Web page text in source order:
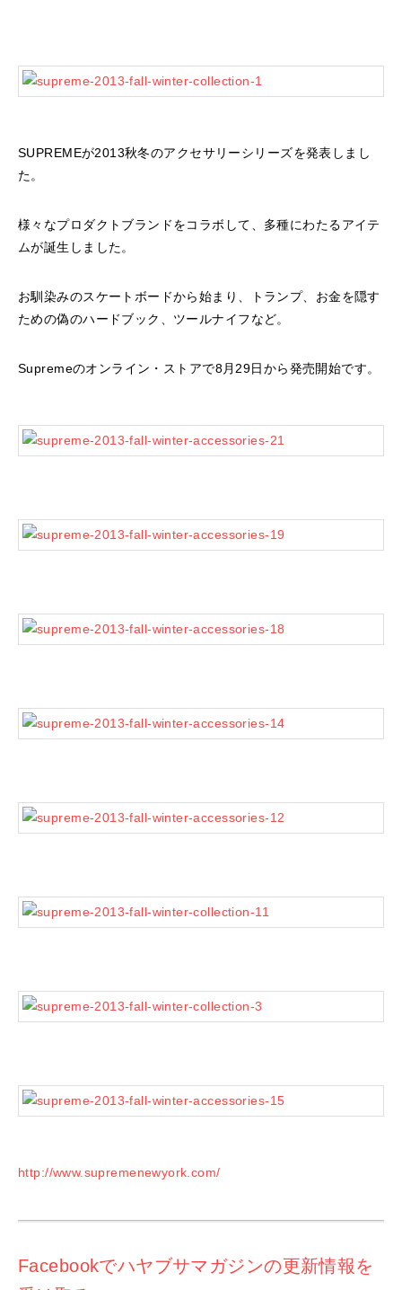
SUPREMEが2013秋冬のアクセサリーシリーズを発表しまし
た。
様々なプロダクトブランドをコラボして、多種にわたるアイテ
ムが誕生しました。
お馴染みのスケートボードから始まり、トランプ、お金を隠す
ための偽のハードブック、ツールナイフなど。
Supremeのオンライン・ストアで8月29日から発売開始です。
http://www.supremenewyork.com/
Facebookでハヤブサマガジンの更新情報を